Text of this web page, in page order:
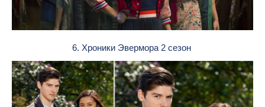
6. Хроники Эвермора 2 сезон